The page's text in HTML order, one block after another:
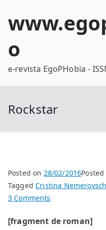
o
e-revista EgoPHobia -
Rockstar
Posted on 28/02/2016Posted
TaggedCristina
3 Comments
[fragment de roman]